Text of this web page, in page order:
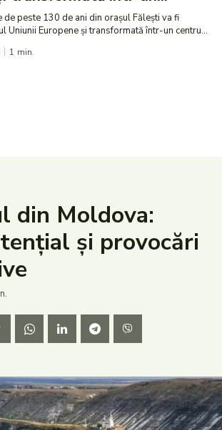
de peste 130 de ani din orașul Fălești va fi
Uniunii Europene și transformată într-un centru...
1 min.